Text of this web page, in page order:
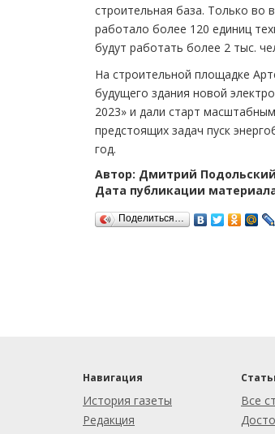
строительная база. Только во
работало более 120 единиц
будут работать более 2 тыс.
На строительной площадке
будущего здания новой
2023» и дали старт
предстоящих задач пуск
год.
Автор: Дмитрий Подольский
Дата публикации
Поделиться…
Навигация
История газеты
Редакция
Все